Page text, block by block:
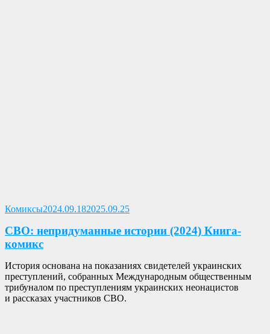
КомиксыОпубликовано
2024.09.182025.09.25
СВО: непридуманные истории (2024) Книга-
комикс
История основана на показаниях свидетелей украинских
преступлений, собранных Международным общественным
трибуналом по преступлениям украинских неонацистов
и рассказах участников СВО.